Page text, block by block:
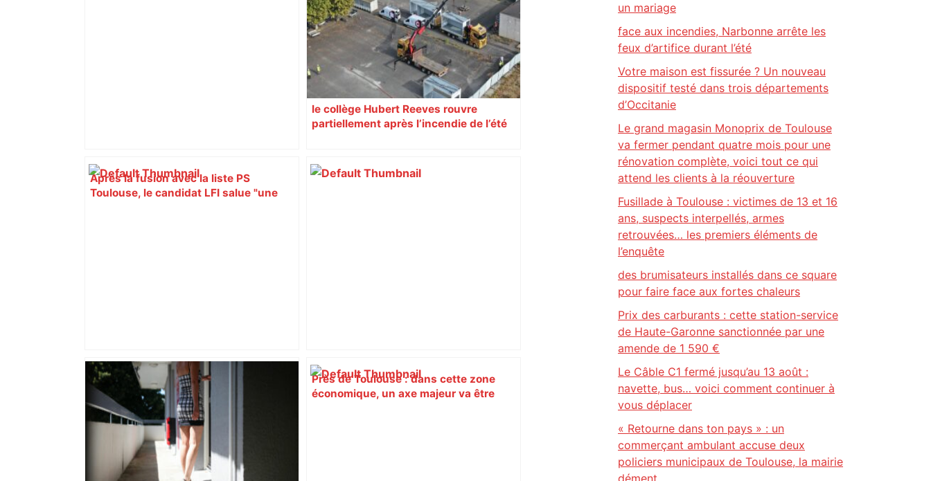
Après la fusion avec la liste PS
Toulouse, le candidat LFI salue "une
le collège Hubert Reeves rouvre
partiellement après l’incendie de l’été
« Rien d'inquiétant » pour Guillaume
Restes, le gardien de Toulouse, après
sa sortie à Metz – L'Équipe
Près de Toulouse : dans cette zone
économique, un axe majeur va être
un mariage
face aux incendies, Narbonne arrête les
feux d’artifice durant l’été
Votre maison est fissurée ? Un nouveau
dispositif testé dans trois départements
d’Occitanie
Le grand magasin Monoprix de Toulouse
va fermer pendant quatre mois pour une
rénovation complète, voici tout ce qui
attend les clients à la réouverture
Fusillade à Toulouse : victimes de 13 et 16
ans, suspects interpellés, armes
retrouvées… les premiers éléments de
l’enquête
des brumisateurs installés dans ce square
pour faire face aux fortes chaleurs
Prix des carburants : cette station-service
de Haute-Garonne sanctionnée par une
amende de 1 590 €
Le Câble C1 fermé jusqu’au 13 août :
navette, bus… voici comment continuer à
vous déplacer
« Retourne dans ton pays » : un
commerçant ambulant accuse deux
policiers municipaux de Toulouse, la mairie
dément